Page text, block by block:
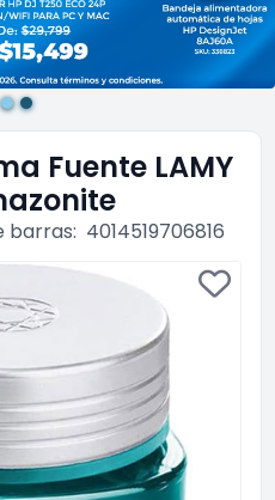
Fuente LAMY
barras: 4014519706816